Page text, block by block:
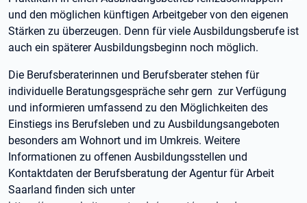
und den möglichen künftigen Arbeitgeber von den eigenen
Stärken zu überzeugen. Denn für viele Ausbildungsberufe ist
auch ein späterer Ausbildungsbeginn noch möglich.
Die Berufsberaterinnen und Berufsberater stehen für
individuelle Beratungsgespräche sehr gern zur Verfügung
und informieren umfassend zu den Möglichkeiten des
Einstiegs ins Berufsleben und zu Ausbildungsangeboten
besonders am Wohnort und im Umkreis. Weitere
Informationen zu offenen Ausbildungsstellen und
Kontaktdaten der Berufsberatung der Agentur für Arbeit
Saarland finden sich unter